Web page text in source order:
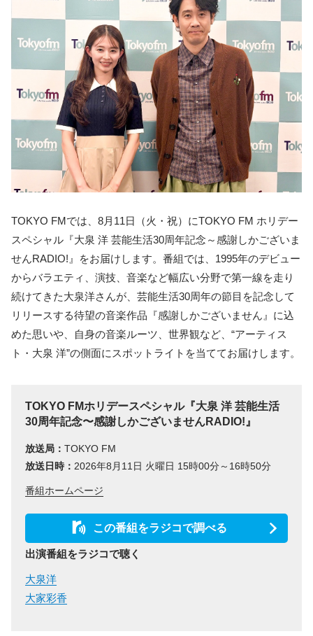
TOKYO FMでは、8月11日（火・祝）にTOKYO FM ホリデー
スペシャル『大泉 洋 芸能生活30周年記念～感謝しかございま
せんRADIO!』をお届けします。番組では、1995年のデビュー
からバラエティ、演技、音楽など幅広い分野で第一線を走り
続けてきた大泉洋さんが、芸能生活30周年の節目を記念して
リリースする待望の音楽作品『感謝しかございません』に込
めた思いや、自身の音楽ルーツ、世界観など、“アーティス
ト・大泉 洋”の側面にスポットライトを当ててお届けします。
TOKYO FMホリデースペシャル『大泉 洋 芸能生活
30周年記念〜感謝しかございませんRADIO!』
放送局： TOKYO FM
放送日時： 2026年8月11日 火曜日 15時00分～16時50分
番組ホームページ
この番組をラジコで調べる
出演番組をラジコで聴く
大泉洋
大家彩香